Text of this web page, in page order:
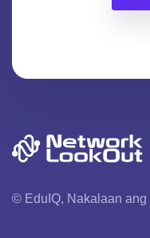
© EduIQ, Nakalaan ang